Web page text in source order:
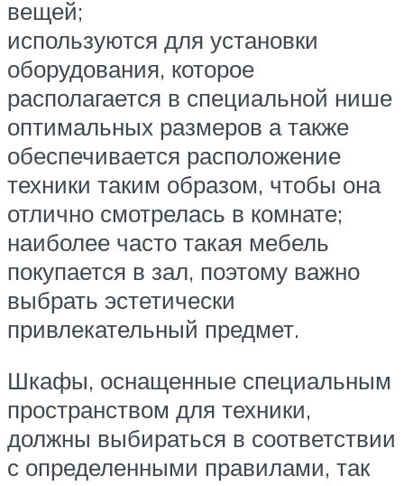
вещей;
используются для установки
оборудования, которое
располагается в специальной нише
оптимальных размеров а также
обеспечивается расположение
техники таким образом, чтобы она
отлично смотрелась в комнате;
наиболее часто такая мебель
покупается в зал, поэтому важно
выбрать эстетически
привлекательный предмет.
Шкафы, оснащенные специальным
пространством для техники,
должны выбираться в соответствии
с определенными правилами, так